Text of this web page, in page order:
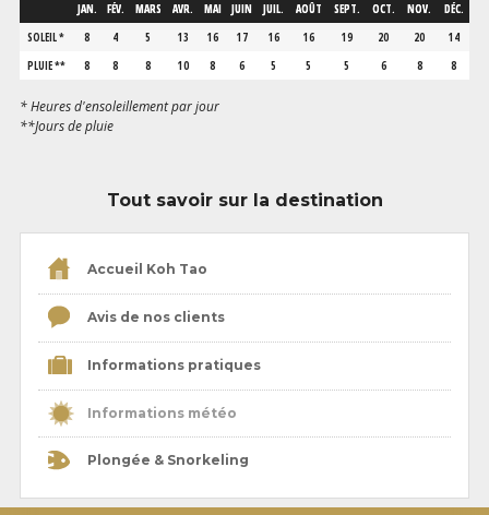
JAN. FÉV. MARS AVR. MAI JUIN JUIL. AOÛT SEPT. OCT. NOV.
DÉC.
SOLEIL *
8 4 5 13 16 17 16 16 19 20 20
14
PLUIE **
8 8 8 10 8 6 5 5 5 6 8 8
* Heures d'ensoleillement par jour
**Jours de pluie
Tout savoir sur la destination
Accueil Koh Tao
Avis de nos clients
Informations pratiques
Informations météo
Plongée & Snorkeling